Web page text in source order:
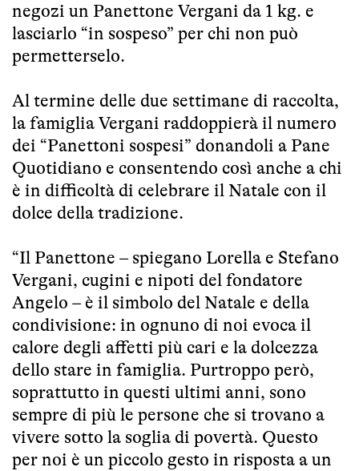
negozi un Panettone Vergani da 1 kg. e
lasciarlo “in sospeso” per chi non può
permetterselo.
Al termine delle due settimane di raccolta,
la famiglia Vergani raddoppierà il numero
dei “Panettoni sospesi” donandoli a Pane
Quotidiano e consentendo così anche a chi
è in difficoltà di celebrare il Natale con il
dolce della tradizione.
“Il Panettone – spiegano Lorella e Stefano
Vergani, cugini e nipoti del fondatore
Angelo – è il simbolo del Natale e della
condivisione: in ognuno di noi evoca il
calore degli affetti più cari e la dolcezza
dello stare in famiglia. Purtroppo però,
soprattutto in questi ultimi anni, sono
sempre di più le persone che si trovano a
vivere sotto la soglia di povertà. Questo
per noi è un piccolo gesto in risposta a un